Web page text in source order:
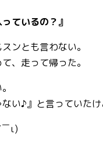
ているの？』
ンとも言わない。
、走って帰った。
い♪』と言っていたけ
ι)